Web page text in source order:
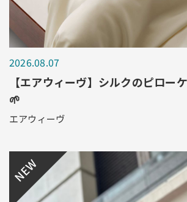
2026.08.07
【エアウィーヴ】シルクのピロー
🌱
エアウィーヴ
NEW